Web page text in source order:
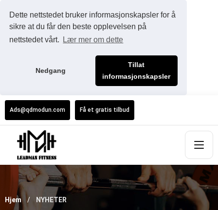
Dette nettstedet bruker informasjonskapsler for å
sikre at du får den beste opplevelsen på
nettstedet vårt.
Lær mer om dette
Nedgang
Tillat
informasjonskapsler
Ads@qdmodun.com Få et gratis tilbud
Hjem NYHETER